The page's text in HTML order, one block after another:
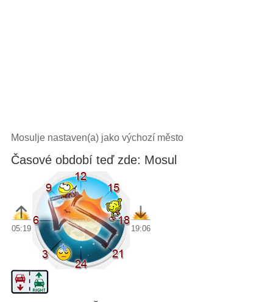
Mosulje nastaven(a) jako výchozí město
Časové období teď zde: Mosul
05:19 19:06